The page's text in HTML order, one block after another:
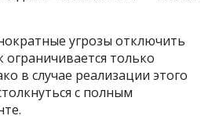
угрозы отключить
ограничивается только
в случае реализации этого
с полным